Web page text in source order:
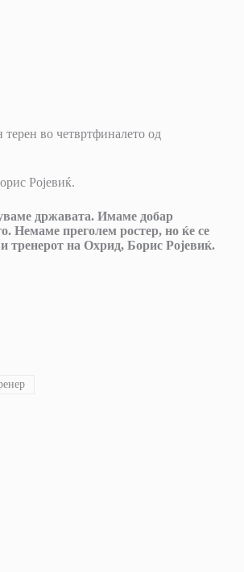
во четвртфиналето од
Ројевиќ.
државата. Имаме добар
Немаме преголем ростер, но ќе се
тренерот на Охрид, Борис Ројевиќ.